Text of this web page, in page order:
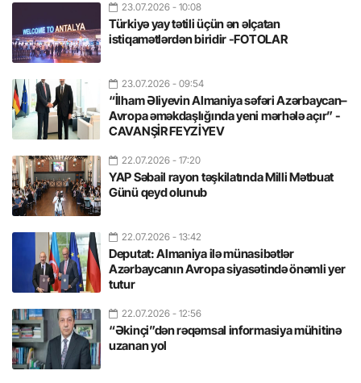
23.07.2026 - 10:08
Türkiyə yay tətili üçün ən əlçatan
istiqamətlərdən biridir -FOTOLAR
23.07.2026 - 09:54
“İlham Əliyevin Almaniya səfəri Azərbaycan–
Avropa əməkdaşlığında yeni mərhələ açır” -
CAVANŞİR FEYZİYEV
22.07.2026 - 17:20
YAP Səbail rayon təşkilatında Milli Mətbuat
Günü qeyd olunub
22.07.2026 - 13:42
Deputat: Almaniya ilə münasibətlər
Azərbaycanın Avropa siyasətində önəmli yer
tutur
22.07.2026 - 12:56
“Əkinçi”dən rəqəmsal informasiya mühitinə
uzanan yol